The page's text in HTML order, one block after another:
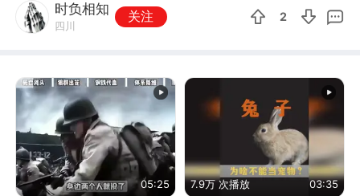
时负相知
四川
关注 2
05:25 7.9万 次播放 03:35